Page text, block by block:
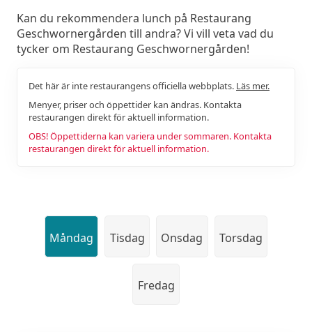
Kan du rekommendera lunch på Restaurang
Geschwornergården till andra? Vi vill veta vad du
tycker om Restaurang Geschwornergården!
Det här är inte restaurangens officiella webbplats. Läs mer.
Menyer, priser och öppettider kan ändras. Kontakta
restaurangen direkt för aktuell information.
OBS! Öppettiderna kan variera under sommaren. Kontakta
restaurangen direkt för aktuell information.
Måndag Tisdag Onsdag Torsdag
Fredag